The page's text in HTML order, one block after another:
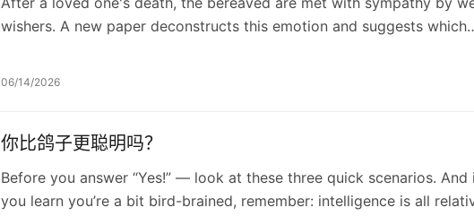
wishers. A new paper deconstructs this emotion and suggests which
06/14/2026
你比鸽子更聪明吗？
Before you answer “Yes!” — look at these three quick scenarios. And
you learn you’re a bit bird-brained, remember: intelligence is all